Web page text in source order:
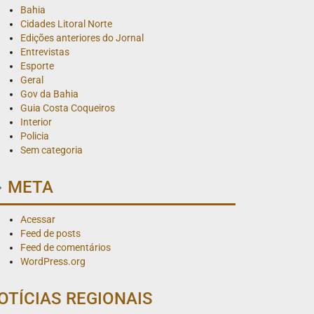
Bahia
Cidades Litoral Norte
Edições anteriores do Jornal
Entrevistas
Esporte
Geral
Gov da Bahia
Guia Costa Coqueiros
Interior
Policia
Sem categoria
META
Acessar
Feed de posts
Feed de comentários
WordPress.org
REGIONAIS